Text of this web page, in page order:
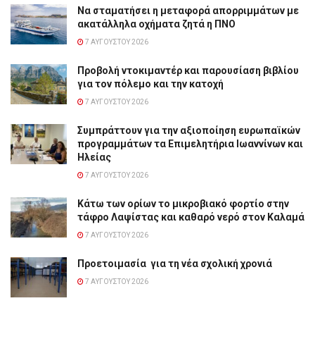
Να σταματήσει η μεταφορά απορριμμάτων με
ακατάλληλα οχήματα ζητά η ΠΝΟ
7 ΑΥΓΟΎΣΤΟΥ 2026
Προβολή ντοκιμαντέρ και παρουσίαση βιβλίου
για τον πόλεμο και την κατοχή
7 ΑΥΓΟΎΣΤΟΥ 2026
Συμπράττουν για την αξιοποίηση ευρωπαϊκών
προγραμμάτων τα Επιμελητήρια Ιωαννίνων και
Ηλείας
7 ΑΥΓΟΎΣΤΟΥ 2026
Κάτω των ορίων το μικροβιακό φορτίο στην
τάφρο Λαψίστας και καθαρό νερό στον Καλαμά
7 ΑΥΓΟΎΣΤΟΥ 2026
Προετοιμασία για τη νέα σχολική χρονιά
7 ΑΥΓΟΎΣΤΟΥ 2026